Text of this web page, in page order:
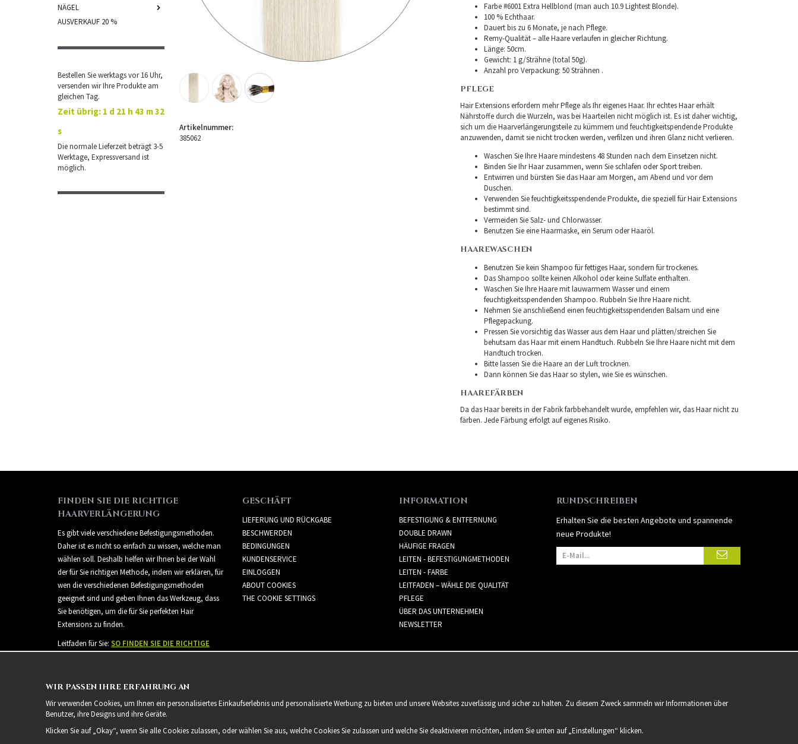
NÄGEL
AUSVERKAUF 20 %
Bestellen Sie werktags vor 16 Uhr,
versenden wir Ihre Produkte am
gleichen Tag.
Zeit übrig: 1 d 21 h 43 m 31
s
Die normale Lieferzeit beträgt 3-5
Werktage, Expressversand ist
möglich.
Farbe #6001 Extra Hellblond (man auch 10.9 Lightest Blonde).
100 % Echthaar.
Dauert bis zu 6 Monate, je nach Pflege.
Remy-Qualität – alle Haare verlaufen in gleicher Richtung.
Länge: 50cm.
Gewicht: 1 g/Strähne (total 50g).
Anzahl pro Verpackung: 50 Strähnen .
PFLEGE
Hair Extensions erfordern mehr Pflege als Ihr eigenes Haar. Ihr echtes Haar erhält
Nährstoffe durch die Wurzeln, was bei Haarteilen nicht möglich ist. Es ist daher wichtig,
sich um die Haarverlängerungsteile zu kümmern und feuchtigkeitspendende Produkte
anzuwenden, damit sie nicht trocken werden, verfilzen und ihren Glanz nicht verlieren.
Waschen Sie Ihre Haare mindestens 48 Stunden nach dem Einsetzen nicht.
Binden Sie Ihr Haar zusammen, wenn Sie schlafen oder Sport treiben.
Entwirren und bürsten Sie das Haar am Morgen, am Abend und vor dem
Duschen.
Verwenden Sie feuchtigkeitsspendende Produkte, die speziell für Hair Extensions
bestimmt sind.
Vermeiden Sie Salz- und Chlorwasser.
Benutzen Sie eine Haarmaske, ein Serum oder Haaröl.
HAAREWASCHEN
Benutzen Sie kein Shampoo für fettiges Haar, sondern für trockenes.
Das Shampoo sollte keinen Alkohol oder keine Sulfate enthalten.
Waschen Sie Ihre Haare mit lauwarmem Wasser und einem
feuchtigkeitsspendenden Shampoo. Rubbeln Sie Ihre Haare nicht.
Nehmen Sie anschließend einen feuchtigkeitsspendenden Balsam und eine
Pflegepackung.
Pressen Sie vorsichtig das Wasser aus dem Haar und plätten/streichen Sie
behutsam das Haar mit einem Handtuch. Rubbeln Sie Ihre Haare nicht mit dem
Handtuch trocken.
Bitte lassen Sie die Haare an der Luft trocknen.
Dann können Sie das Haar so stylen, wie Sie es wünschen.
HAAREFÄRBEN
Da das Haar bereits in der Fabrik farbbehandelt wurde, empfehlen wir, das Haar nicht zu
färben. Jede Färbung erfolgt auf eigenes Risiko.
Artikelnummer:
385062
FINDEN SIE DIE RICHTIGE
HAARVERLÄNGERUNG
Es gibt viele verschiedene Befestigungsmethoden.
Daher ist es nicht so einfach zu wissen, welche man
wählen soll. Deshalb helfen wir Ihnen bei der Wahl
der für Sie richtigen Methode, indem wir erklären, für
wen die verschiedenen Befestigungsmethoden
geeignet sind und geben Ihnen das Werkzeug, dass
Sie benötigen, um die für Sie perfekten Hair
Extensions zu finden.
Leitfaden für Sie: SO FINDEN SIE DIE RICHTIGE
GESCHÄFT
LIEFERUNG UND RÜCKGABE
BESCHWERDEN
BEDINGUNGEN
KUNDENSERVICE
EINLOGGEN
ABOUT COOKIES
THE COOKIE SETTINGS
INFORMATION
BEFESTIGUNG & ENTFERNUNG
DOUBLE DRAWN
HÄUFIGE FRAGEN
LEITEN - BEFESTIGUNGMETHODEN
LEITEN - FARBE
LEITFADEN – WÄHLE DIE QUALITÄT
PFLEGE
ÜBER DAS UNTERNEHMEN
NEWSLETTER
RUNDSCHREIBEN
Erhalten Sie die besten Angebote und spannende
neue Produkte!
WIR PASSEN IHRE ERFAHRUNG AN
Wir verwenden Cookies, um Ihnen ein personalisiertes Einkaufserlebnis und personalisierte Werbung zu bieten und unsere Websites zuverlässig und sicher zu halten. Zu diesem Zweck sammeln wir Informationen über
Benutzer, ihre Designs und ihre Geräte.
Klicken Sie auf „Okay“, wenn Sie alle Cookies zulassen, oder wählen Sie aus, welche Cookies Sie zulassen und welche Sie deaktivieren möchten, indem Sie unten auf „Einstellungen“ klicken.